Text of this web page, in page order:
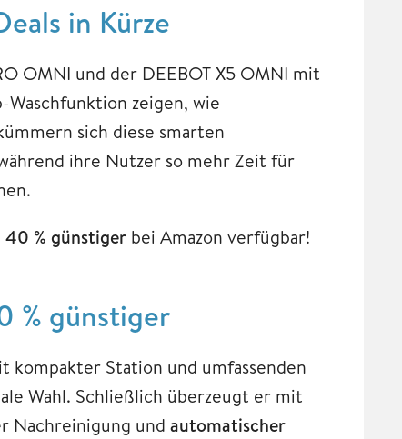
in Kürze
OMNI und der DEEBOT X5 OMNI mit
zeigen, wie
sich diese smarten
ihre Nutzer so mehr Zeit für
40 % günstiger bei Amazon verfügbar!
% günstiger
kompakter Station und umfassenden
Wahl. Schließlich überzeugt er mit
Nachreinigung und automatischer